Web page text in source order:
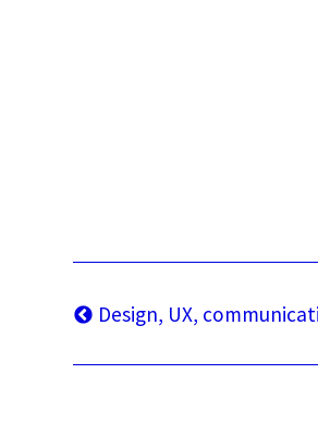
Navigation
de
Article
Design, UX,